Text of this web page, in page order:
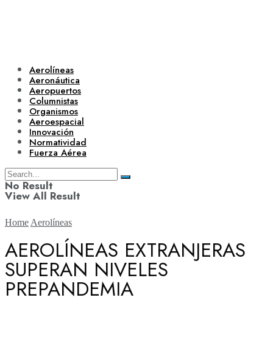
Aerolíneas
Aeronáutica
Aeropuertos
Columnistas
Organismos
Aeroespacial
Innovación
Normatividad
Fuerza Aérea
No Result
View All Result
Aerolíneas
Home Aerolíneas
AEROLÍNEAS EXTRANJERAS
SUPERAN NIVELES
PREPANDEMIA